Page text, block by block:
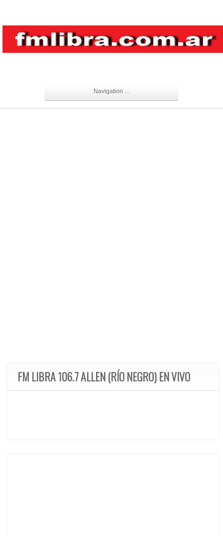
Navigation ...
FM LIBRA 106.7 ALLEN (RÍO NEGRO) EN VIVO